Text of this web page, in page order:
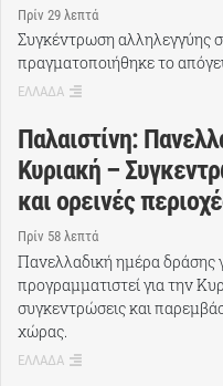
Πρίν 29 λεπτά
Συγκέντρωση αλληλεγγύης
πραγματοποιήθηκε το
ΕΛΛΑΔΑ
Παλαιστίνη:
Κυριακή –
και ορεινές
Πρίν 58 λεπτά
Πανελλαδική ημέρα δράσης
προγραμματιστεί για την
συγκεντρώσεις και
χώρας.
ΕΛΛΑΔΑ